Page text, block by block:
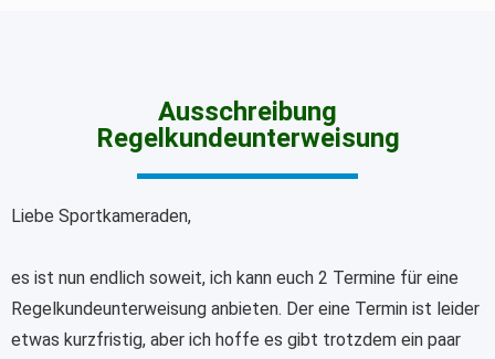
Ausschreibung
Regelkundeunterweisung
Liebe Sportkameraden,
es ist nun endlich soweit, ich kann euch 2 Termine für eine
Regelkundeunterweisung anbieten. Der eine Termin ist leider
etwas kurzfristig, aber ich hoffe es gibt trotzdem ein paar